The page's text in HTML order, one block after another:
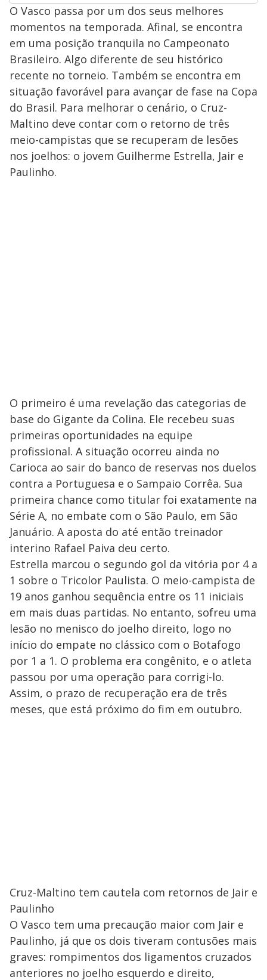
O Vasco passa por um dos seus melhores
momentos na temporada. Afinal, se encontra
em uma posição tranquila no Campeonato
Brasileiro. Algo diferente de seu histórico
recente no torneio. Também se encontra em
situação favorável para avançar de fase na Copa
do Brasil. Para melhorar o cenário, o Cruz-
Maltino deve contar com o retorno de três
meio-campistas que se recuperam de lesões
nos joelhos: o jovem Guilherme Estrella, Jair e
Paulinho.
O primeiro é uma revelação das categorias de
base do Gigante da Colina. Ele recebeu suas
primeiras oportunidades na equipe
profissional. A situação ocorreu ainda no
Carioca ao sair do banco de reservas nos duelos
contra a Portuguesa e o Sampaio Corrêa. Sua
primeira chance como titular foi exatamente na
Série A, no embate com o São Paulo, em São
Januário. A aposta do até então treinador
interino Rafael Paiva deu certo.
Estrella marcou o segundo gol da vitória por 4 a
1 sobre o Tricolor Paulista. O meio-campista de
19 anos ganhou sequência entre os 11 iniciais
em mais duas partidas. No entanto, sofreu uma
lesão no menisco do joelho direito, logo no
início do empate no clássico com o Botafogo
por 1 a 1. O problema era congênito, e o atleta
passou por uma operação para corrigi-lo.
Assim, o prazo de recuperação era de três
meses, que está próximo do fim em outubro.
Cruz-Maltino tem cautela com retornos de Jair e
Paulinho
O Vasco tem uma precaução maior com Jair e
Paulinho, já que os dois tiveram contusões mais
graves: rompimentos dos ligamentos cruzados
anteriores no joelho esquerdo e direito,